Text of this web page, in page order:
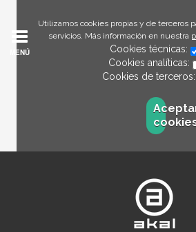
Utilizamos cookies propias y de terceros
servicios. Más información en nuestra
Cookies técnicas:
Cookies analíticas:
Cookies de terceros:
MENÚ